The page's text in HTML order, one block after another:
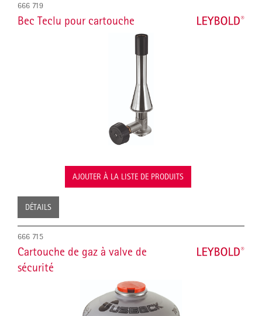
666 719
Bec Teclu pour cartouche
AJOUTER À LA LISTE DE PRODUITS
DÉTAILS
666 715
Cartouche de gaz à valve de
sécurité